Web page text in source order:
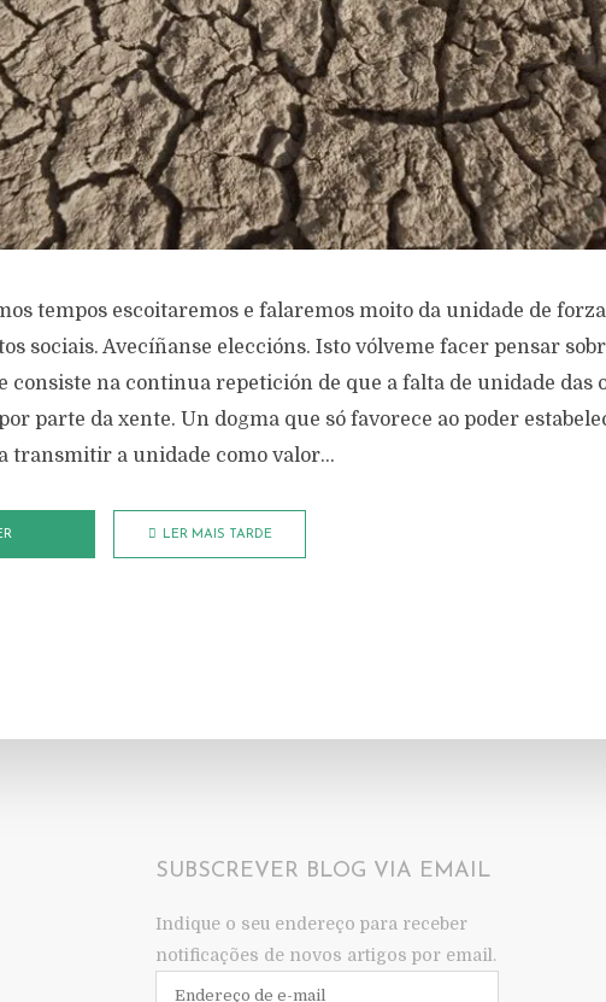
tempos escoitaremos e falaremos moito da unidade de
sociais. Avecíñanse eleccións. Isto vólveme facer pensar
consiste na continua repetición de que a falta de unidade das
parte da xente. Un dogma que só favorece ao poder
transmitir a unidade como valor...
LER MAIS TARDE
SUBSCREVER BLOG VIA EMAIL
Indique o seu endereço para receber
notificações de novos artigos por email.
Endereço